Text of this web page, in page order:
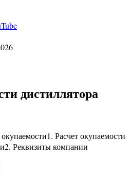
дистиллятора
1. Расчет окупаемости
2. Реквизиты компании